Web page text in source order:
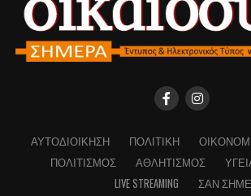
ΑΥΤΟΔΙΟΊΚΗΣΗ ΠΟΛΙΤΙΚΉ
ΠΟΛΙΤΙΣΜΌΣ
ΑΘΛΗΤΙΣΜΌΣ
LIVE STREAMING
ΣΑΝ